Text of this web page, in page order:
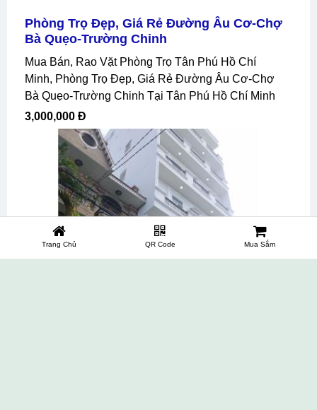
Phòng Trọ Đẹp, Giá Rẻ Đường Âu Cơ-Chợ
Bà Quẹo-Trường Chinh
Mua Bán, Rao Vặt Phòng Trọ Tân Phú Hồ Chí
Minh, Phòng Trọ Đẹp, Giá Rẻ Đường Âu Cơ-Chợ
Bà Quẹo-Trường Chinh Tại Tân Phú Hồ Chí Minh
3,000,000 Đ
Trang Chủ QR Code Mua Sắm